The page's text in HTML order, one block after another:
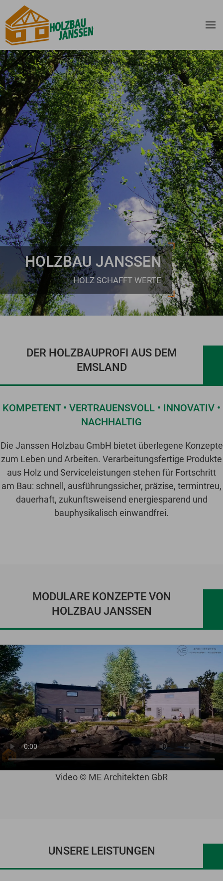
HOLZ SCHAFFT WERTE
HOLZBAU JANSSEN
DER HOLZBAUPROFI AUS DEM
EMSLAND
KOMPETENT • VERTRAUENSVOLL • INNOVATIV •
NACHHALTIG
Die Janssen Holzbau GmbH bietet überlegene Konzepte
zum Leben und Arbeiten. Verarbeitungsfertige Produkte
aus Holz und Serviceleistungen stehen für Fortschritt
am Bau: schnell, ausführungssicher, präzise, termintreu,
dauerhaft, zukunftsweisend energiesparend und
bauphysikalisch einwandfrei.
MODULARE KONZEPTE VON
HOLZBAU JANSSEN
Video © ME Architekten GbR
UNSERE LEISTUNGEN